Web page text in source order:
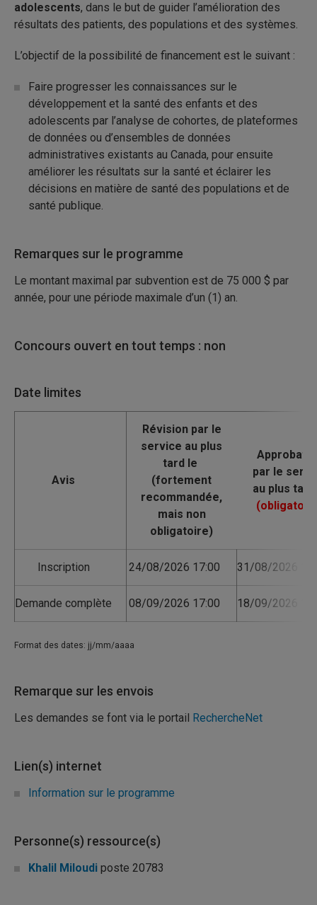
adolescents, dans le but de guider l’amélioration des
résultats des patients, des populations et des systèmes.
L’objectif de la possibilité de financement est le suivant :
Faire progresser les connaissances sur le
développement et la santé des enfants et des
adolescents par l’analyse de cohortes, de plateformes
de données ou d’ensembles de données
administratives existants au Canada, pour ensuite
améliorer les résultats sur la santé et éclairer les
décisions en matière de santé des populations et de
santé publique.
Remarques sur le programme
Le montant maximal par subvention est de 75 000 $ par
année, pour une période maximale d’un (1) an.
Concours ouvert en tout temps : non
Date limites
Avis
Inscription 24/08/2026 17:00 31/08/2026
Demande complète 08/09/2026 17:00 18/09/2026
Format des dates: jj/mm/aaaa
Remarque sur les envois
Les demandes se font via le portail RechercheNet
Lien(s) internet
Information sur le programme
Personne(s) ressource(s)
Khalil Miloudi poste 20783